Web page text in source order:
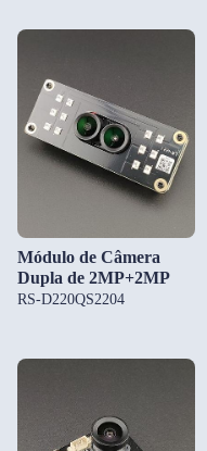
Módulo de Câmera
Dupla de 2MP+2MP
RS-D220QS2204